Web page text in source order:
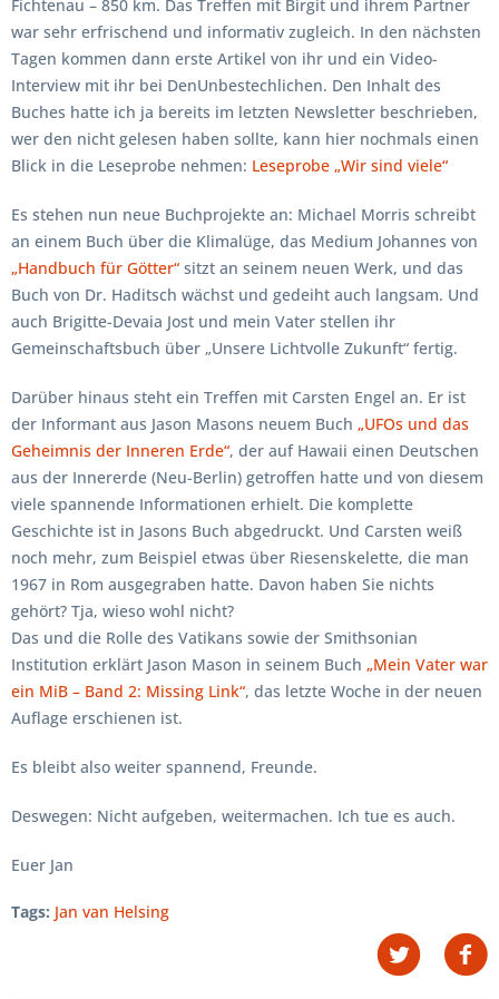
Fichtenau – 850 km. Das Treffen mit Birgit und ihrem Partner
war sehr erfrischend und informativ zugleich. In den nächsten
Tagen kommen dann erste Artikel von ihr und ein Video-
Interview mit ihr bei DenUnbestechlichen. Den Inhalt des
Buches hatte ich ja bereits im letzten Newsletter beschrieben,
wer den nicht gelesen haben sollte, kann hier nochmals einen
Blick in die Leseprobe nehmen: Leseprobe „Wir sind viele“
Es stehen nun neue Buchprojekte an: Michael Morris schreibt
an einem Buch über die Klimalüge, das Medium Johannes von
„Handbuch für Götter“ sitzt an seinem neuen Werk, und das
Buch von Dr. Haditsch wächst und gedeiht auch langsam. Und
auch Brigitte-Devaia Jost und mein Vater stellen ihr
Gemeinschaftsbuch über „Unsere Lichtvolle Zukunft“ fertig.
Darüber hinaus steht ein Treffen mit Carsten Engel an. Er ist
der Informant aus Jason Masons neuem Buch „UFOs und das
Geheimnis der Inneren Erde“, der auf Hawaii einen Deutschen
aus der Innererde (Neu-Berlin) getroffen hatte und von diesem
viele spannende Informationen erhielt. Die komplette
Geschichte ist in Jasons Buch abgedruckt. Und Carsten weiß
noch mehr, zum Beispiel etwas über Riesenskelette, die man
1967 in Rom ausgegraben hatte. Davon haben Sie nichts
gehört? Tja, wieso wohl nicht?
Das und die Rolle des Vatikans sowie der Smithsonian
Institution erklärt Jason Mason in seinem Buch „Mein Vater war
ein MiB – Band 2: Missing Link“, das letzte Woche in der neuen
Auflage erschienen ist.
Es bleibt also weiter spannend, Freunde.
Deswegen: Nicht aufgeben, weitermachen. Ich tue es auch.
Euer Jan
Tags: Jan van Helsing